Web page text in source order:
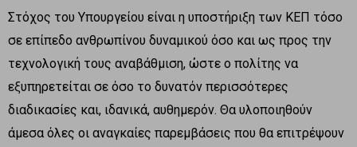
Στόχος του Υπουργείου είναι η υποστήριξη των ΚΕΠ τόσο
σε επίπεδο ανθρωπίνου δυναμικού όσο και ως προς την
τεχνολογική τους αναβάθμιση, ώστε ο πολίτης να
εξυπηρετείται σε όσο το δυνατόν περισσότερες
διαδικασίες και, ιδανικά, αυθημερόν. Θα υλοποιηθούν
άμεσα όλες οι αναγκαίες παρεμβάσεις που θα επιτρέψουν